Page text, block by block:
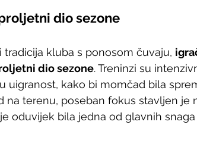
dio sezone
tradicija kluba s ponosom čuvaju,
dio sezone. Treninzi su
uigranost, kako bi momčad bila
na terenu, poseban fokus stavljen je
oduvijek bila jedna od glavnih snaga